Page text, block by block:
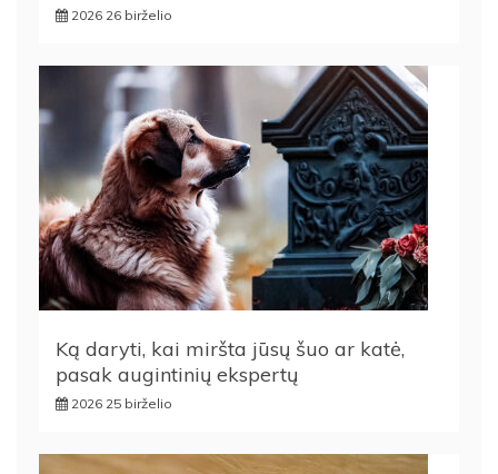
2026 26 birželio
Ką daryti, kai miršta jūsų šuo ar katė,
pasak augintinių ekspertų
2026 25 birželio